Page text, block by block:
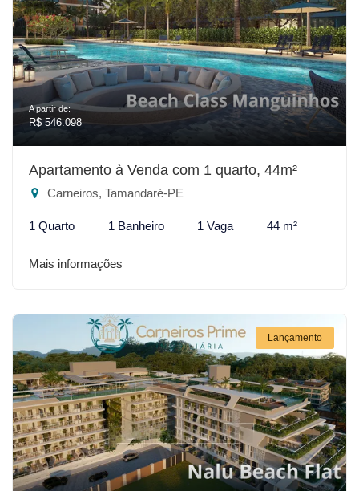
A partir de:
R$ 546.098
Apartamento à Venda com 1 quarto, 44m²
Carneiros, Tamandaré-PE
1 Quarto 1 Banheiro 1 Vaga 44 m²
Mais informações
Lançamento